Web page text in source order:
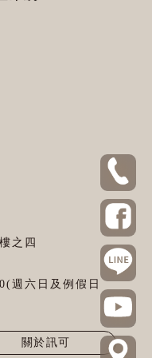
之四
週六日及例假日
關於訊可